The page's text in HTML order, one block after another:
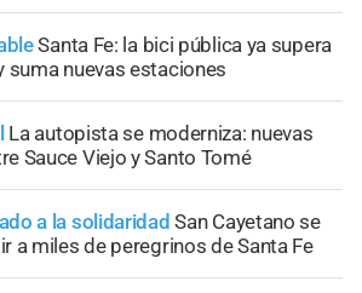
Santa Fe: la bici pública ya supera
suma nuevas estaciones
La autopista se moderniza: nuevas
Sauce Viejo y Santo Tomé
a la solidaridad San Cayetano se
a miles de peregrinos de Santa Fe